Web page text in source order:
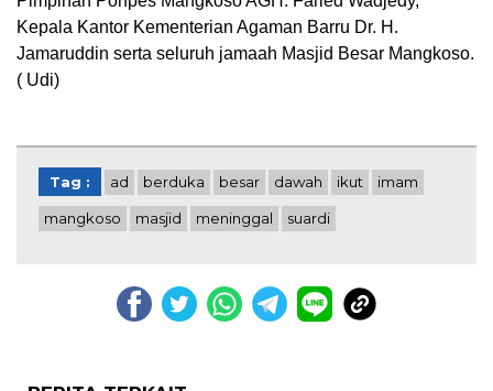
Kepala Kantor Kementerian Agaman Barru Dr. H.
Jamaruddin serta seluruh jamaah Masjid Besar Mangkoso.
( Udi)
Tag : ad berduka besar dawah ikut imam
mangkoso masjid meninggal suardi